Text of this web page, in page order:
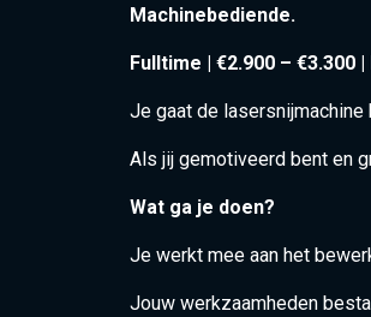
Machinebediende.
Fulltime | €2.900 – €3.300
Je gaat de
Als jij gemotiveerd bent en
Wat ga je doen?
Je werkt mee aan het
Jouw werkzaamheden